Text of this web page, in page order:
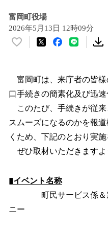
富岡町役場
2026年5月13日 12時09分
い
！
数
を
読
み
込
み
中
す
富岡町は、来庁者の皆様
口手続きの簡素化及び迅速
このたび、手続きが従来
スムーズになるのかを報
くため、下記のとおり実施
ぜひ取材いただきますよ
▮イベント名称
町民サービス係＆窓
ニー